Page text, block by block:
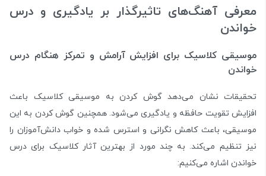
معرفی آهنگ‌های تاثیرگذار بر یادگیری و درس
خواندن
موسیقی کلاسیک برای افزایش آرامش و تمرکز هنگام درس
خواندن
تحقیقات نشان می‌دهد گوش کردن به موسیقی کلاسیک باعث
افزایش تقویت حافظه و یادگیری می‌شود. همچنین گوش کردن به این
موسیقی، باعث کاهش نگرانی و استرس شده و خواب دانش‌آموزان را
نیز تنظیم می‌کند. به چند مورد از بهترین آثار کلاسیک برای درس
خواندن اشاره می‌کنیم: